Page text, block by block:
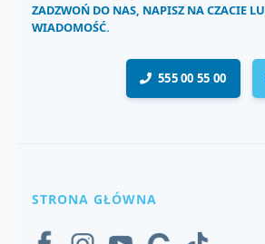
ZADZWOŃ DO NAS, NAPISZ NA CZACIE
WIADOMOŚĆ.
555 00 55 00
STRONA GŁÓWNA